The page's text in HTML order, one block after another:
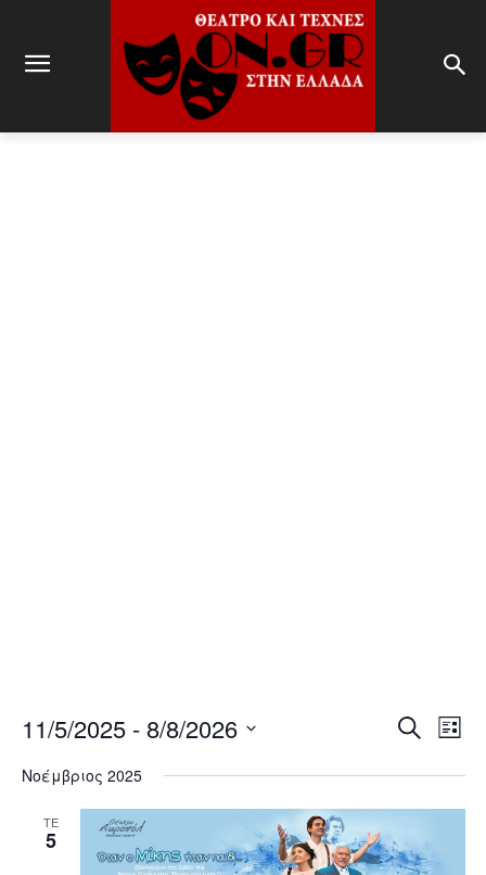
Search
and
Views
Αναζήτηση
List
11/5/2025 - 8/8/2026
ημερομηνία
Νοέμβριος 2025
ΤΕ
5